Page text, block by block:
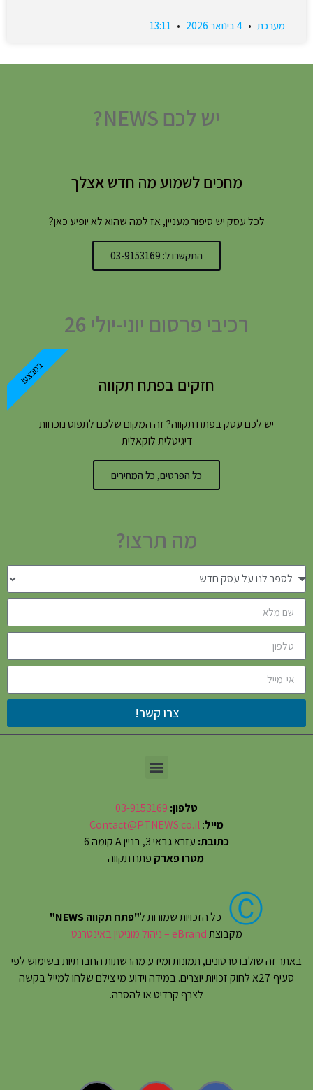
מערכת
יש לכם NEWS?
מחכים לשמוע מה חדש אצלך
לכל עסק יש סיפור מעניין, אז למה שהוא לא יופיע כאן?
התקשרו ל: 03-9153169
רכיבי פרסום יוני-יולי 26
חזקים בפתח תקווה
יש לכם עסק בפתח תקווה? זה המקום שלכם לתפוס נוכחות
דיגיטלית לוקאלית
כל הפרטים, כל המחירים
במבצע!
מה תרצו?
צרו קשר!
טלפון: 03-9153169
מייל:
Contact@PTNEWS.co.il
כתובת: עזרא גבאי 3, בניין A קומה 6
מטרו פארק פתח תקווה
Ⓒ כל הזכויות שמורות ל"פתח תקווה NEWS"
מקבוצתeBrand – ניהול מוניטין באינטרנט
באתר זה שולבו סרטונים, תמונות ומידע מהרשתות החברתיות בשימוש לפי
סעיף 27א לחוק זכויות יוצרים. במידה וידוע מי צילם שלחו למייל בקשה
לצרף קרדיט או להסרה.